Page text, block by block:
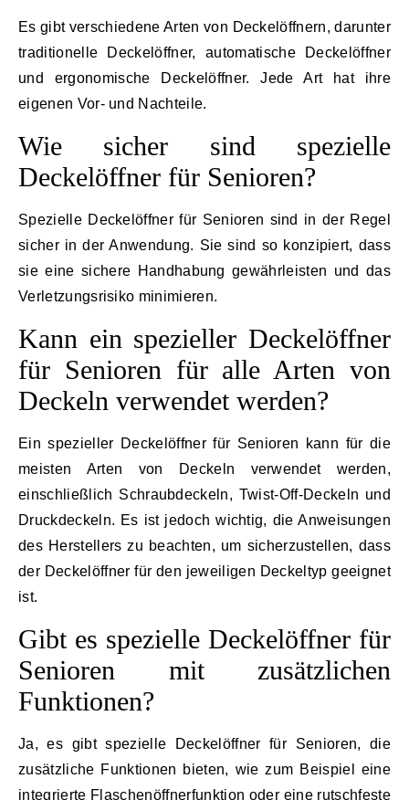
Es gibt verschiedene Arten von Deckelöffnern, darunter
traditionelle Deckelöffner, automatische Deckelöffner
und ergonomische Deckelöffner. Jede Art hat ihre
eigenen Vor- und Nachteile.
Wie sicher sind spezielle
Deckelöffner für Senioren?
Spezielle Deckelöffner für Senioren sind in der Regel
sicher in der Anwendung. Sie sind so konzipiert, dass
sie eine sichere Handhabung gewährleisten und das
Verletzungsrisiko minimieren.
Kann ein spezieller Deckelöffner
für Senioren für alle Arten von
Deckeln verwendet werden?
Ein spezieller Deckelöffner für Senioren kann für die
meisten Arten von Deckeln verwendet werden,
einschließlich Schraubdeckeln, Twist-Off-Deckeln und
Druckdeckeln. Es ist jedoch wichtig, die Anweisungen
des Herstellers zu beachten, um sicherzustellen, dass
der Deckelöffner für den jeweiligen Deckeltyp geeignet
ist.
Gibt es spezielle Deckelöffner für
Senioren mit zusätzlichen
Funktionen?
Ja, es gibt spezielle Deckelöffner für Senioren, die
zusätzliche Funktionen bieten, wie zum Beispiel eine
integrierte Flaschenöffnerfunktion oder eine rutschfeste